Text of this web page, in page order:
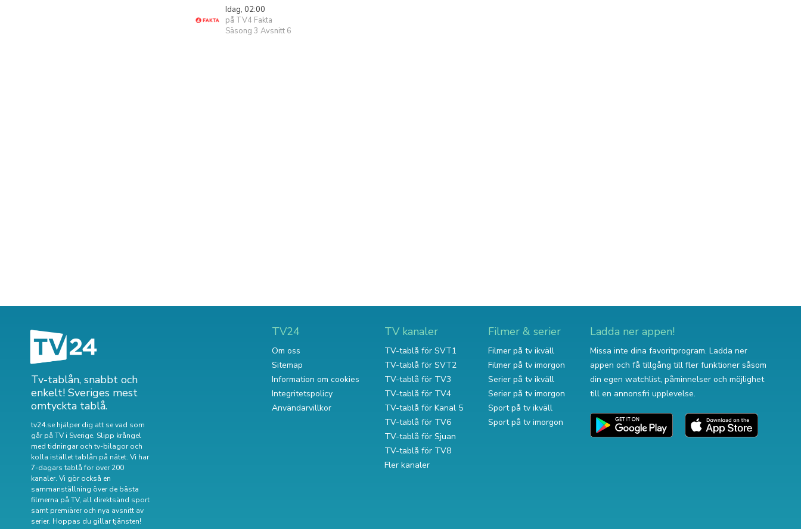
Idag, 02:00
på TV4 Fakta
Säsong 3 Avsnitt 6
Tv-tablån, snabbt och
enkelt! Sveriges mest
omtyckta tablå.
tv24.se hjälper dig att se vad som
går på TV i Sverige. Slipp krångel
med tidningar och tv-bilagor och
kolla istället tablån på nätet. Vi har
7-dagars tablå för över 200
kanaler. Vi gör också en
sammanställning överde bästa
filmerna på TV, all direktsänd sport
samt premiärer och nya avsnitt av
serier. Hoppas du gillar tjänsten!
TV24
Om oss
Sitemap
Information om cookies
Integritetspolicy
Användarvillkor
TV kanaler
TV-tablå för SVT1
TV-tablå för SVT2
TV-tablå för TV3
TV-tablå för TV4
TV-tablå för Kanal 5
TV-tablå för TV6
TV-tablå för Sjuan
TV-tablå för TV8
Fler kanaler
Filmer & serier
Filmer på tv ikväll
Filmer på tv imorgon
Serier på tv ikväll
Serier på tv imorgon
Sport på tv ikväll
Sport på tv imorgon
Ladda ner appen!
Missa inte dina favoritprogram. Ladda ner
appen och få tillgång till fler funktioner såsom
din egen watchlist, påminnelser och möjlighet
till en annonsfri upplevelse.